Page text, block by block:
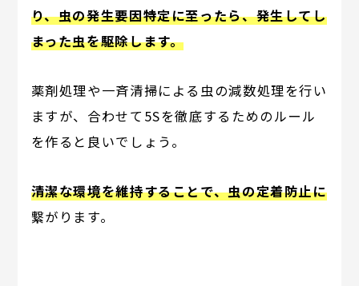
り、虫の発生要因特定に至ったら、発生してし
まった虫を駆除します。
薬剤処理や一斉清掃による虫の減数処理を行い
ますが、合わせて5Sを徹底するためのルール
を作ると良いでしょう。
清潔な環境を維持することで、虫の定着防止に
繋がります。